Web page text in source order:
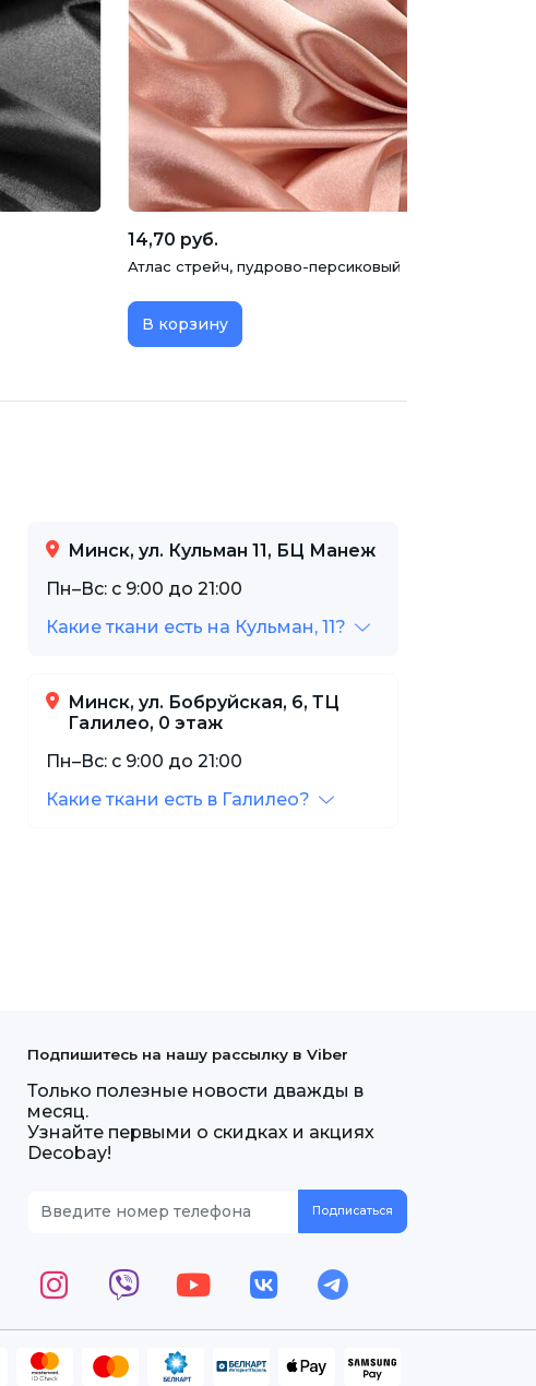
14,70 руб.
Атлас стрейч, пудрово-персиковый
В корзину
Минск, ул. Кульман 11, БЦ Манеж
Пн–Вс: с 9:00 до 21:00
Какие ткани есть на Кульман, 11?
Минск, ул. Бобруйская, 6, ТЦ
Галилео, 0 этаж
Пн–Вс: с 9:00 до 21:00
Какие ткани есть в Галилео?
Подпишитесь на нашу рассылку в Viber
Только полезные новости дважды в
месяц.
Узнайте первыми о скидках и акциях
Decobay!